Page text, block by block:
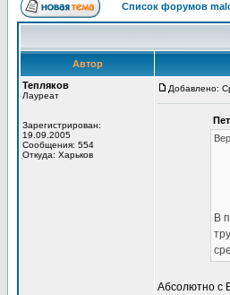
Список форумов
Автор
Тепляков
Лауреат
Зарегистрирован:
19.09.2005
Сообщения: 554
Откуда: Харьков
Добавлено:
В
Абсолютно с